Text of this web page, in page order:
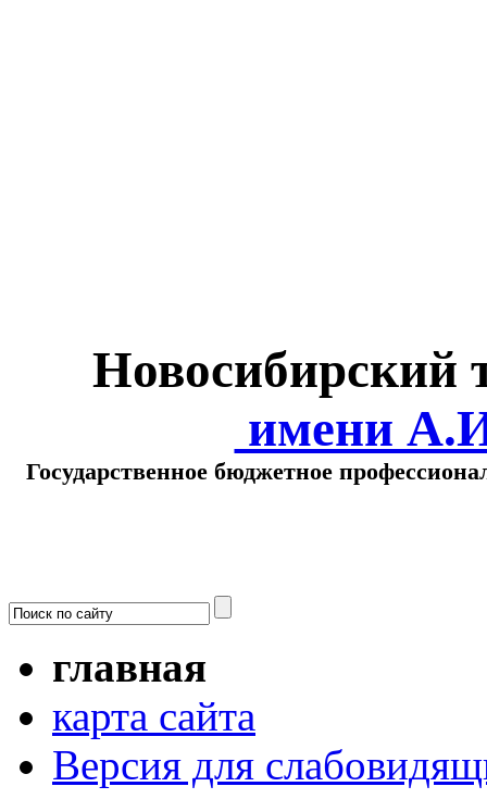
Новосибирский
имени
Государственное бюджетное
главная
карта сайта
Версия для